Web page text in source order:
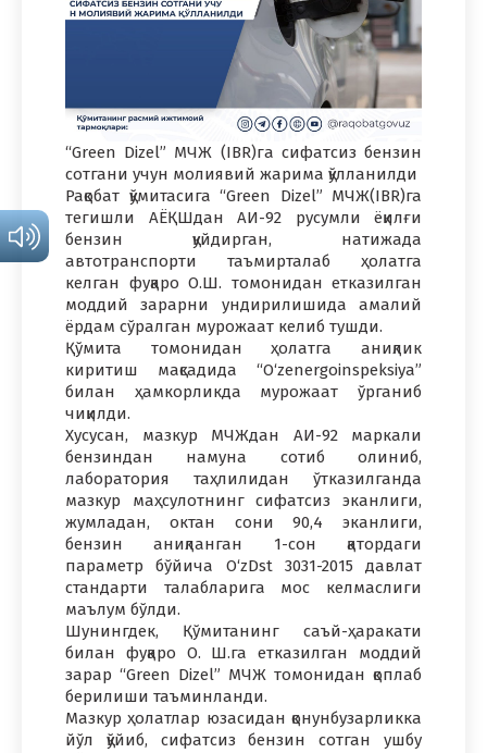
“Green Dizel” МЧЖ (IBR)гa сифатсиз бензин
сотгани учун молиявий жарима қўлланилди
Рақобат қўмитасига “Green Dizel” МЧЖ(IBR)га
тегишли АЁҚШдан АИ-92 русумли ёқилғи
бензин қуйдирган, натижада
автотранспорти таъмирталаб ҳолатга
келган фуқаро О.Ш. томонидан етказилган
моддий зарарни ундирилишида амалий
ёрдам сўралган мурожаат келиб тушди.
Қўмита томонидан ҳолатга аниқлик
киритиш мақсадида “O‘zenergoinspeksiya”
билан ҳамкорликда мурожаат ўрганиб
чиқилди.
Хусусан, мазкур МЧЖдан АИ-92 маркали
бензиндан намуна сотиб олиниб,
лаборатория таҳлилидан ўтказилганда
мазкур маҳсулотнинг сифатсиз эканлиги,
жумладан, октан сони 90,4 эканлиги,
бензин аниқланган 1-сон қатордаги
параметр бўйича O‘zDst 3031-2015 давлат
стандарти талабларига мос келмаслиги
маълум бўлди.
Шунингдек, Қўмитанинг саъй-ҳаракати
билан фуқаро О. Ш.га етказилган моддий
зарар “Green Dizel” МЧЖ томонидан қоплаб
берилиши таъминланди.
Мазкур ҳолатлар юзасидан қонунбузарликка
йўл қўйиб, сифатсиз бензин сотган ушбу